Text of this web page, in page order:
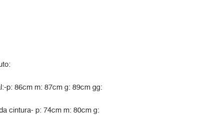
p: 86cm m: 87cm g: 89cm gg:
cintura- p: 74cm m: 80cm g: